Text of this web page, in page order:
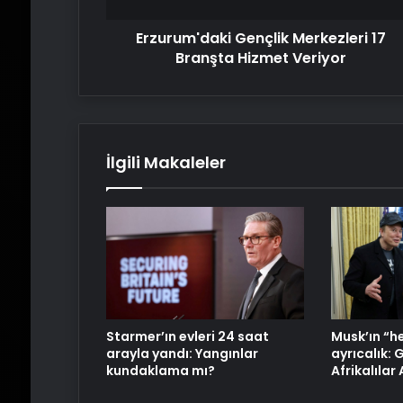
Erzurum'daki Gençlik Merkezleri 17
Branşta Hizmet Veriyor
İlgili Makaleler
Starmer’ın evleri 24 saat
arayla yandı: Yangınlar
kundaklama mı?
Musk’ın
ayrıcalık:
Afrikalılar